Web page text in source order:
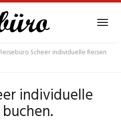
Reisebüro Scheer individuelle Reisen
individuelle